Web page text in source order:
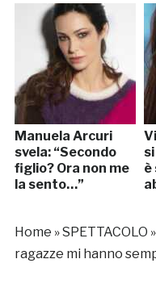
Manuela Arcuri
svela: “Secondo
figlio? Ora non me
la sento…”
è
Home »SPETTACOLO »
ragazze mi hanno